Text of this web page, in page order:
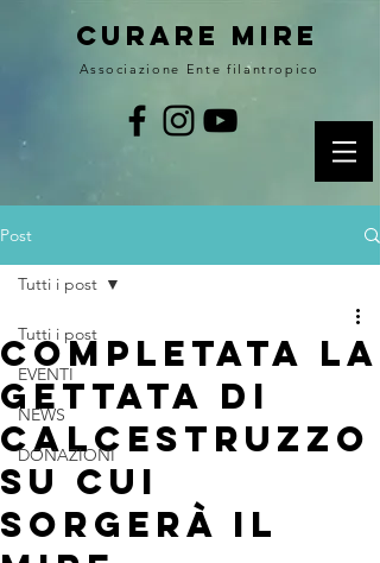
curare MIRE
Associazione Ente filantropico
Post
Tutti i post
EVENTI
NEWS
DONAZIONI
Tutti i post
completata la
gettata di
calcestruzzo
su cui
sorgerà il